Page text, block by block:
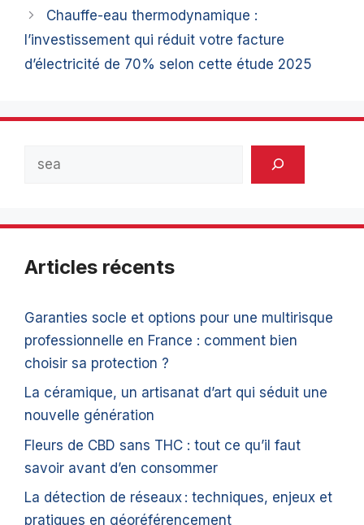
Chauffe-eau thermodynamique :
l’investissement qui réduit votre facture
d’électricité de 70% selon cette étude 2025
Articles récents
Garanties socle et options pour une multirisque
professionnelle en France : comment bien
choisir sa protection ?
La céramique, un artisanat d’art qui séduit une
nouvelle génération
Fleurs de CBD sans THC : tout ce qu’il faut
savoir avant d’en consommer
La détection de réseaux : techniques, enjeux et
pratiques en géoréférencement